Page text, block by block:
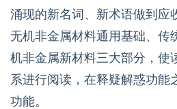
涌现的新名词、新术语做到应
无机非金属材料通用基础、传
机非金属新材料三大部分，使
系进行阅读，在释疑解惑功能
功能。